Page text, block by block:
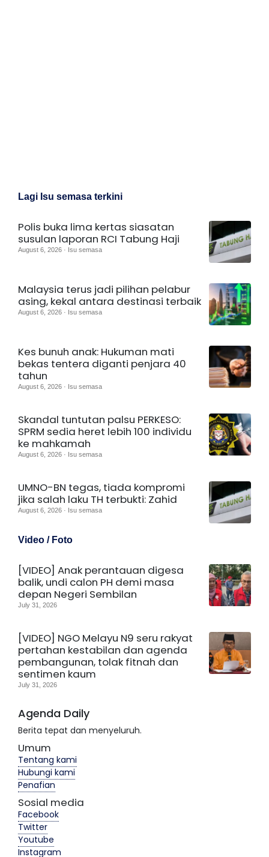
Lagi Isu semasa terkini
Polis buka lima kertas siasatan
susulan laporan RCI Tabung Haji
August 6, 2026 · Isu semasa
Malaysia terus jadi pilihan pelabur
asing, kekal antara destinasi terbaik
August 6, 2026 · Isu semasa
Kes bunuh anak: Hukuman mati
bekas tentera diganti penjara 40
tahun
August 6, 2026 · Isu semasa
Skandal tuntutan palsu PERKESO:
SPRM sedia heret lebih 100 individu
ke mahkamah
August 6, 2026 · Isu semasa
UMNO-BN tegas, tiada kompromi
jika salah laku TH terbukti: Zahid
August 6, 2026 · Isu semasa
Video / Foto
[VIDEO] Anak perantauan digesa
balik, undi calon PH demi masa
depan Negeri Sembilan
July 31, 2026
[VIDEO] NGO Melayu N9 seru rakyat
pertahan kestabilan dan agenda
pembangunan, tolak fitnah dan
sentimen kaum
July 31, 2026
Agenda Daily
Berita tepat dan menyeluruh.
Umum
Tentang kami
Hubungi kami
Penafian
Sosial media
Facebook
Twitter
Youtube
Instagram